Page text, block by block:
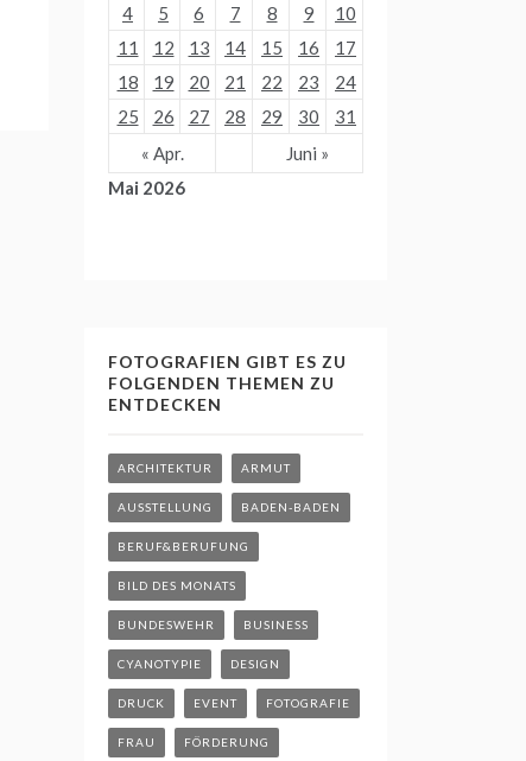
Mai 2026
4
5 6 7 8 9
10
11
12 13 14 15 16
17
18
19 20 21 22 23
24
25
26 27 28 29 30
31
« Apr.
Juni »
FOTOGRAFIEN GIBT ES ZU
FOLGENDEN THEMEN ZU
ENTDECKEN
ARCHITEKTUR ARMUT
AUSSTELLUNG BADEN-BADEN
BERUF&BERUFUNG
BILD DES MONATS
BUNDESWEHR BUSINESS
CYANOTYPIE DESIGN
DRUCK EVENT FOTOGRAFIE
FRAU FÖRDERUNG